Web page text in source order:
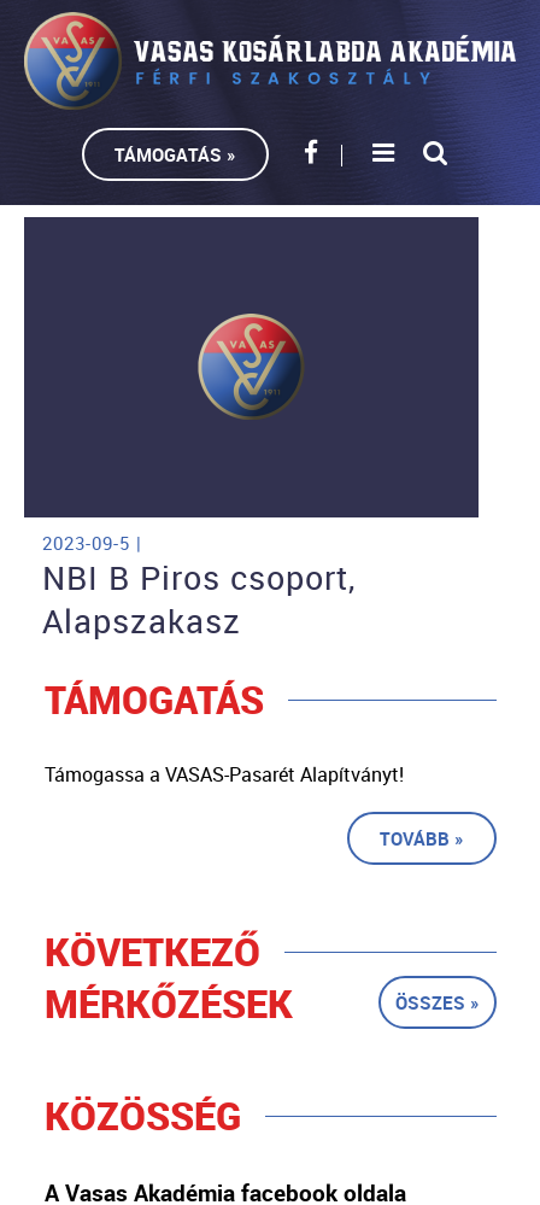
TÁMOGATÁS »
2023-09-5 |
NBI B Piros csoport,
Alapszakasz
TÁMOGATÁS
Támogassa a VASAS-Pasarét Alapítványt!
TOVÁBB »
KÖVETKEZŐ
MÉRKŐZÉSEK
ÖSSZES »
KÖZÖSSÉG
A Vasas Akadémia facebook oldala